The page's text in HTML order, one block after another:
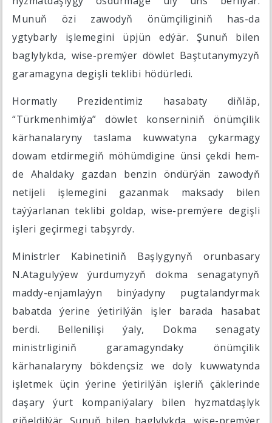
Munuň özi zawodyň önümçiliginiň has-da
ygtybarly işlemegini üpjün edýär. Şunuň bilen
baglylykda, wise-premýer döwlet Baştutanymyzyň
garamagyna degişli teklibi hödürledi.
Hormatly Prezidentimiz hasabaty diňläp,
“Türkmenhimiýa” döwlet konserniniň önümçilik
kärhanalaryny taslama kuwwatyna çykarmagy
dowam etdirmegiň möhümdigine ünsi çekdi hem-
de Ahaldaky gazdan benzin öndürýän zawodyň
netijeli işlemegini gazanmak maksady bilen
taýýarlanan teklibi goldap, wise-premýere degişli
işleri geçirmegi tabşyrdy.
Ministrler Kabinetiniň Başlygynyň orunbasary
N.Atagulyýew ýurdumyzyň dokma senagatynyň
maddy-enjamlaýyn binýadyny pugtalandyrmak
babatda ýerine ýetirilýän işler barada hasabat
berdi. Bellenilişi ýaly, Dokma senagaty
ministrliginiň garamagyndaky önümçilik
kärhanalaryny bökdençsiz we doly kuwwatynda
işletmek üçin ýerine ýetirilýän işleriň çäklerinde
daşary ýurt kompaniýalary bilen hyzmatdaşlyk